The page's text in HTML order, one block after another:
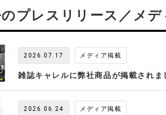
プレスリリース／メデ
2026.07.17 メディア掲載
雑誌キャレルに弊社商品が掲載されま
2026.06.24 メディア掲載